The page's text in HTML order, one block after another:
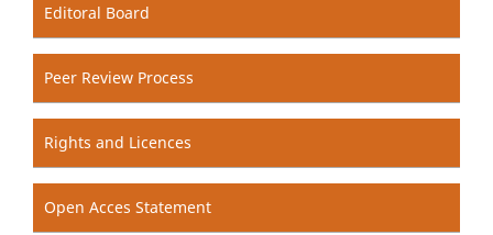
Editoral Board
Peer Review Process
Rights and Licences
Open Acces Statement